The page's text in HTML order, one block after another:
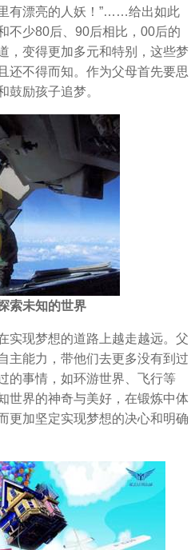
有漂亮的人妖！”……给出如此
不少80后、90后相比，00后的
，变得更加多元和特别，这些梦
还不得而知。作为父母首先要思
鼓励孩子追梦。
索未知的世界
现梦想的道路上越走越远。父
主能力，带他们去更多没有到过
的事情，如环游世界、飞行等
世界的神奇与美好，在锻炼中体
更加坚定实现梦想的决心和明确